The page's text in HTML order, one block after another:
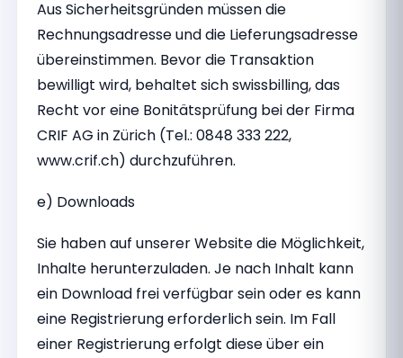
Aus Sicherheitsgründen müssen die
Rechnungsadresse und die Lieferungsadresse
übereinstimmen. Bevor die Transaktion
bewilligt wird, behaltet sich swissbilling, das
Recht vor eine Bonitätsprüfung bei der Firma
CRIF AG in Zürich (Tel.: 0848 333 222,
www.crif.ch) durchzuführen.
e) Downloads
Sie haben auf unserer Website die Möglichkeit,
Inhalte herunterzuladen. Je nach Inhalt kann
ein Download frei verfügbar sein oder es kann
eine Registrierung erforderlich sein. Im Fall
einer Registrierung erfolgt diese über ein